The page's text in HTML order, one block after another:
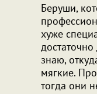
Беруши,
хуже
знаю,
мягкие.
тогда они